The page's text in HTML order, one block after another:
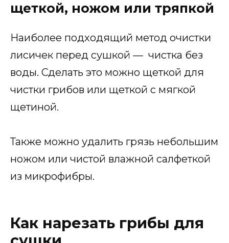
щеткой, ножом или тряпкой
Наиболее подходящий метод очистки
лисичек перед сушкой — чистка без
воды. Сделать это можно щеткой для
чистки грибов или щеткой с мягкой
щетиной.
Также можно удалить грязь небольшим
ножом или чистой влажной салфеткой
из микрофибры.
Как нарезать грибы для